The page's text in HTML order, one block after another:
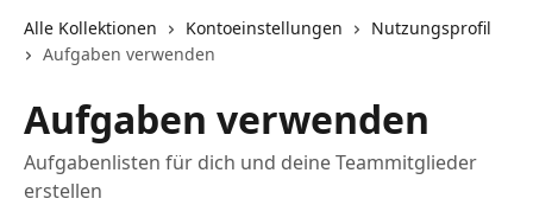
Alle Kollektionen Kontoeinstellungen
Nutzungsprofil
Aufgaben verwenden
Aufgaben verwenden
Aufgabenlisten für dich und deine Teammitglieder
erstellen